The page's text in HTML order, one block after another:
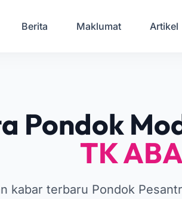
Berita Maklumat Artikel
Pondok
TK ABA
kabar terbaru Pondok